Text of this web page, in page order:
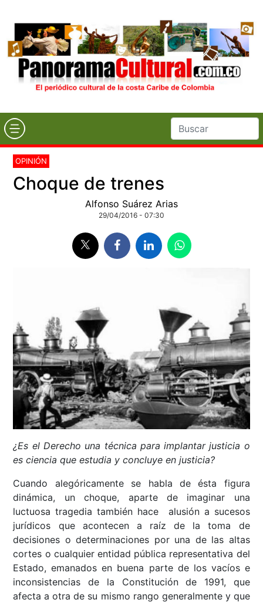
OPINIÓN
Choque de trenes
Alfonso Suárez Arias
29/04/2016 - 07:30
¿Es el Derecho una técnica para implantar justicia o
es ciencia que estudia y concluye en justicia?
Cuando alegóricamente se habla de ésta figura
dinámica, un choque, aparte de imaginar una
luctuosa tragedia también hace alusión a sucesos
jurídicos que acontecen a raíz de la toma de
decisiones o determinaciones por una de las altas
cortes o cualquier entidad pública representativa del
Estado, emanados en buena parte de los vacíos e
inconsistencias de la Constitución de 1991, que
afecta a otra de su mismo rango generalmente y que